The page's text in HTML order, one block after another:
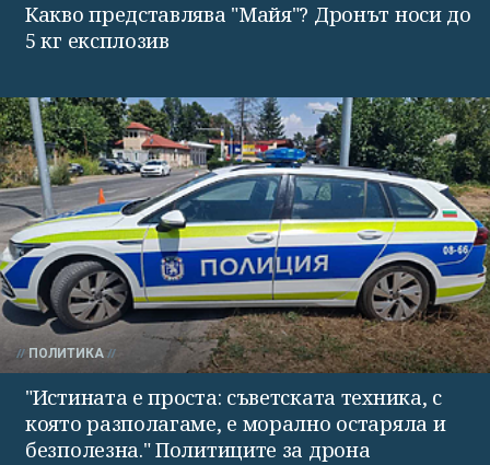
Какво представлява "Майя"? Дронът носи до
5 кг експлозив
ПОЛИТИКА
"Истината е проста: съветската техника, с
която разполагаме, е морално остаряла и
безполезна." Политиците за дрона